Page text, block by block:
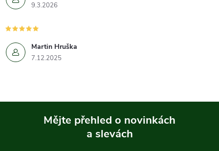
9.3.2026
Martin Hruška
7.12.2025
Mějte přehled o novinkách
a slevách